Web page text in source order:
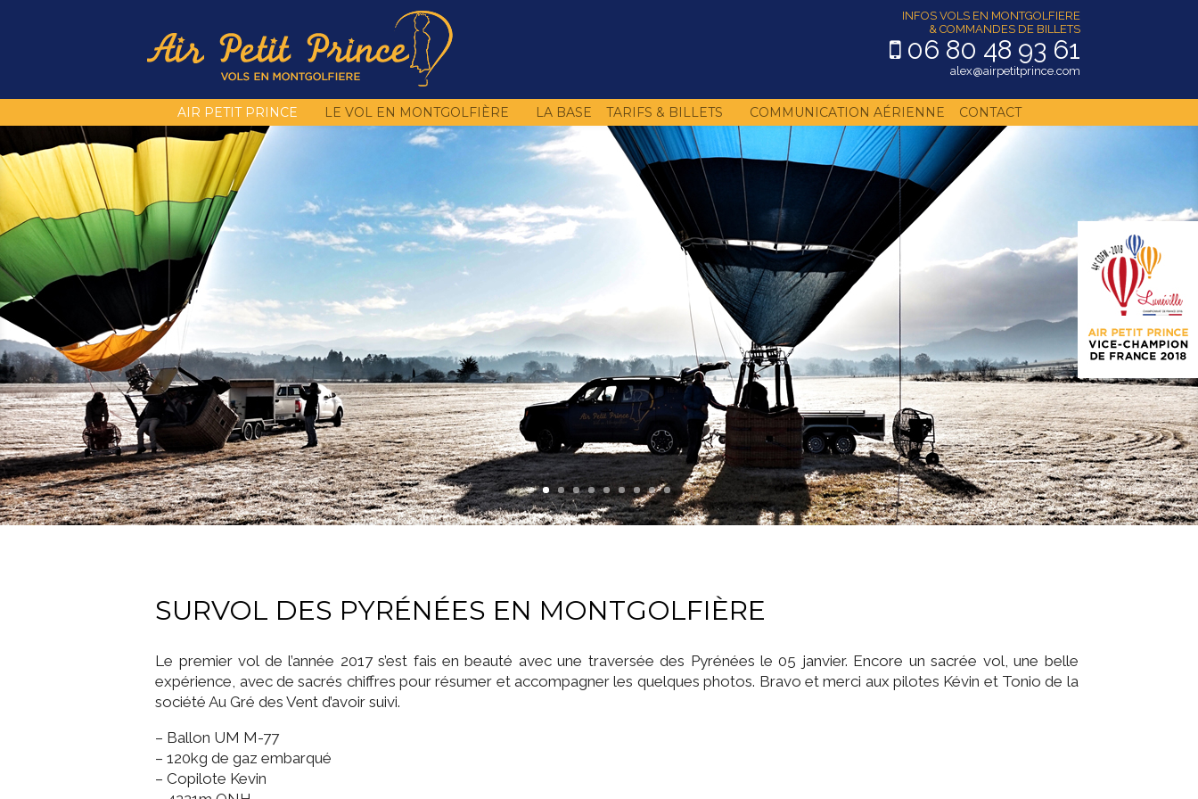
INFOS VOLS EN MONTGOLFIERE
& COMMANDES DE BILLETS
06 80 48 93 61
alex@airpetitprince.com
AIR PETIT PRINCE LE VOL EN MONTGOLFIÈRE LA BASE TARIFS & BILLETS COMMUNICATION AÉRIENNE CONTACT
SURVOL DES PYRÉNÉES EN MONTGOLFIÈRE
Le premier vol de l’année 2017 s’est fais en beauté avec une traversée des Pyrénées le 05 janvier. Encore un sacrée vol, une belle
expérience, avec de sacrés chiffres pour résumer et accompagner les quelques photos. Bravo et merci aux pilotes Kévin et Tonio de la
société Au Gré des Vent d’avoir suivi.
– Ballon UM M-77
– 120kg de gaz embarqué
– Copilote Kevin